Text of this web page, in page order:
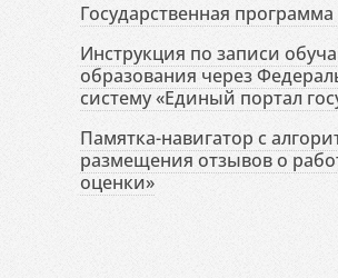
Государственная
Инструкция по записи
образования через
систему «Единый портал
Памятка-навигатор с
размещения отзывов о
оценки»